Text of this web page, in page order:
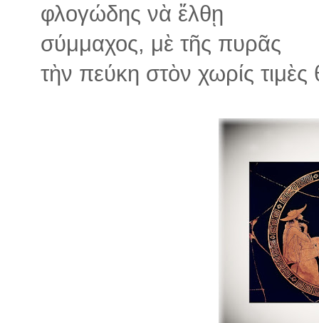
φλογώδης νὰ ἔλθῃ
σύμμαχος, μὲ τῆς πυρᾶς
τὴν πεύκη στὸν χωρίς